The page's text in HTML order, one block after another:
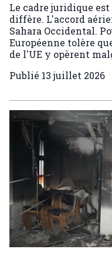
Le cadre juridique
diffère. L'accord
Sahara Occidental.
Européenne tolère
de l'UE y opèrent
Publié 13 juillet 2026